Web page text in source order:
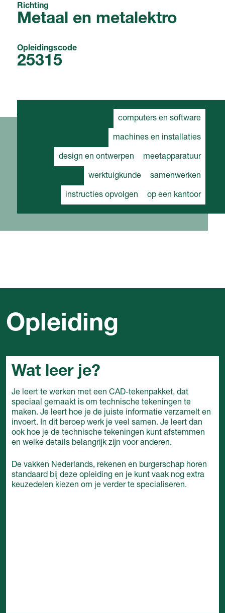
Richting
Metaal en metalektro
Opleidingscode
25315
computers en software
machines en installaties
design en ontwerpen meetapparatuur
werktuigkunde samenwerken
instructies opvolgen op een kantoor
Opleiding
Wat leer je?
Je leert te werken met een CAD-tekenpakket, dat
speciaal gemaakt is om technische tekeningen te
maken. Je leert hoe je de juiste informatie verzamelt en
invoert. In dit beroep werk je veel samen. Je leert dan
ook hoe je de technische tekeningen kunt afstemmen
en welke details belangrijk zijn voor anderen.
De vakken Nederlands, rekenen en burgerschap horen
standaard bij deze opleiding en je kunt vaak nog extra
keuzedelen kiezen om je verder te specialiseren.